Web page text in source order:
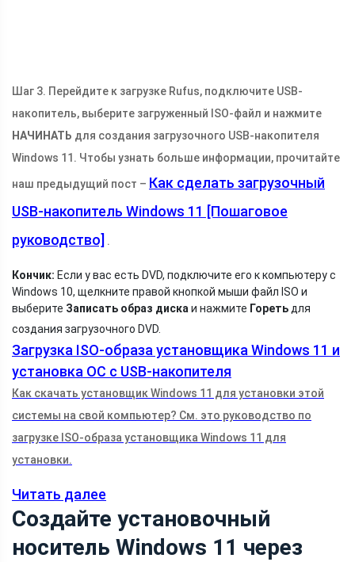
Шаг 3. Перейдите к загрузке Rufus, подключите USB-
накопитель, выберите загруженный ISO-файл и нажмите
НАЧИНАТЬ для создания загрузочного USB-накопителя
Windows 11. Чтобы узнать больше информации, прочитайте
наш предыдущий пост – Как сделать загрузочный
USB-накопитель Windows 11 [Пошаговое
руководство] .
Кончик: Если у вас есть DVD, подключите его к компьютеру с
Windows 10, щелкните правой кнопкой мыши файл ISO и
выберите Записать образ дискаи нажмите Горетьдля
создания загрузочного DVD.
Загрузка ISO-образа установщика Windows 11 и
установка ОС с USB-накопителя
Как скачать установщик Windows 11 для установки этой
системы на свой компьютер? См. это руководство по
загрузке ISO-образа установщика Windows 11 для
установки.
Читать далее
Создайте установочный
носитель Windows 11 через